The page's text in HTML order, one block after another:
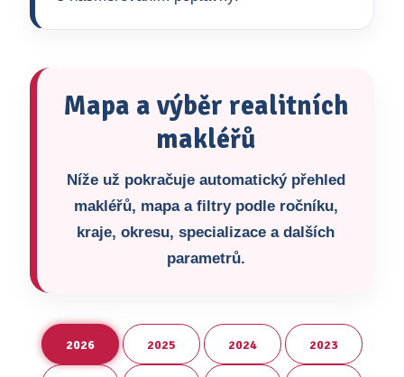
Mapa a výběr realitních
makléřů
Níže už pokračuje automatický přehled
makléřů, mapa a filtry podle ročníku,
kraje, okresu, specializace a dalších
parametrů.
2026 2025 2024 2023